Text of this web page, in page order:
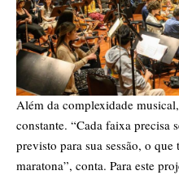
Além da complexidade
constante. “Cada faixa precisa
previsto para sua sessão, o
maratona”, conta. Para este